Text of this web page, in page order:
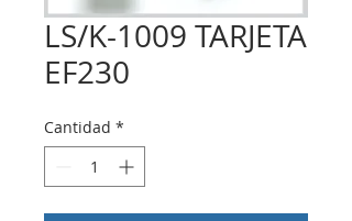
LS/K-1009 TARJETA
EF230
Cantidad *